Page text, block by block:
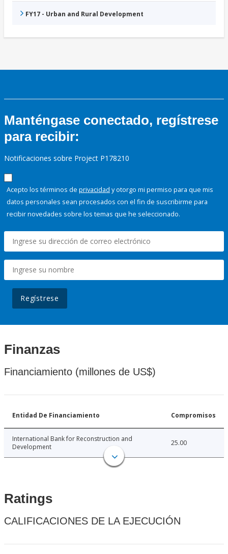
FY17 - Urban and Rural Development
Manténgase conectado, regístrese
para recibir:
Notificaciones sobre Project P178210
Acepto los términos de privacidad y otorgo mi permiso para que mis
datos personales sean procesados con el fin de suscribirme para
recibir novedades sobre los temas que he seleccionado.
Regístrese
Finanzas
Financiamiento (millones de US$)
Entidad De Financiamiento Compromisos
International Bank for Reconstruction and
Development
25.00
Ratings
CALIFICACIONES DE LA EJECUCIÓN